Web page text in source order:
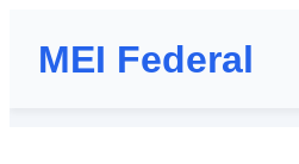
MEI Federal